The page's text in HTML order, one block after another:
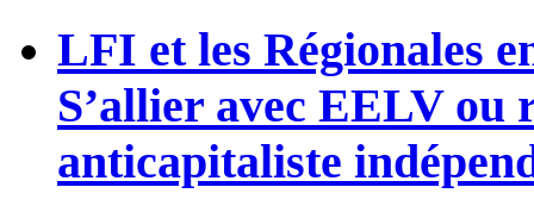
LFI et les Régionales
S’allier avec EELV ou
anticapitaliste